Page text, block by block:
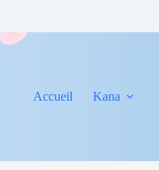
Accueil Kana